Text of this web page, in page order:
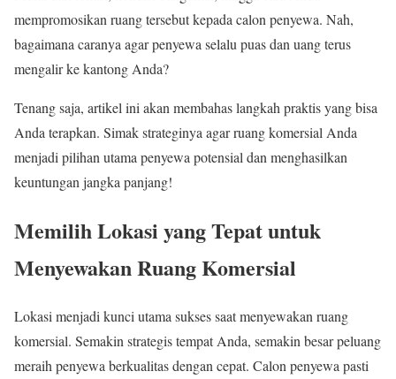
mempromosikan ruang tersebut kepada calon penyewa. Nah,
bagaimana caranya agar penyewa selalu puas dan uang terus
mengalir ke kantong Anda?
Tenang saja, artikel ini akan membahas langkah praktis yang bisa
Anda terapkan. Simak strateginya agar ruang komersial Anda
menjadi pilihan utama penyewa potensial dan menghasilkan
keuntungan jangka panjang!
Memilih Lokasi yang Tepat untuk
Menyewakan Ruang Komersial
Lokasi menjadi kunci utama sukses saat menyewakan ruang
komersial. Semakin strategis tempat Anda, semakin besar peluang
meraih penyewa berkualitas dengan cepat. Calon penyewa pasti